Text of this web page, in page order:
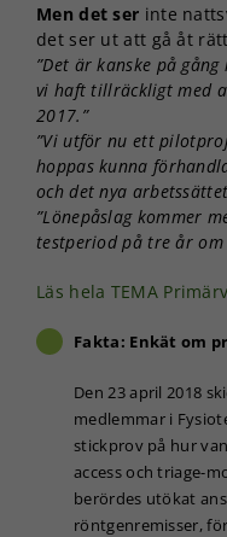
Men det ser inte
det ser ut att gå åt
”Det är kanske på
vi haft tillräckligt med
2017.”
”Vi utför nu ett
hoppas kunna
och det nya
”Lönepåslag kommer
testperiod på tre år
Läs hela TEMA
Fakta: Enkät om
Den 23 april 2018
medlemmar i
stickprov på hur
access och triage-
berördes utökat
röntgenremisser,